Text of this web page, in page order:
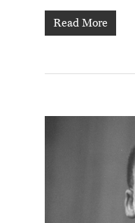
Read More